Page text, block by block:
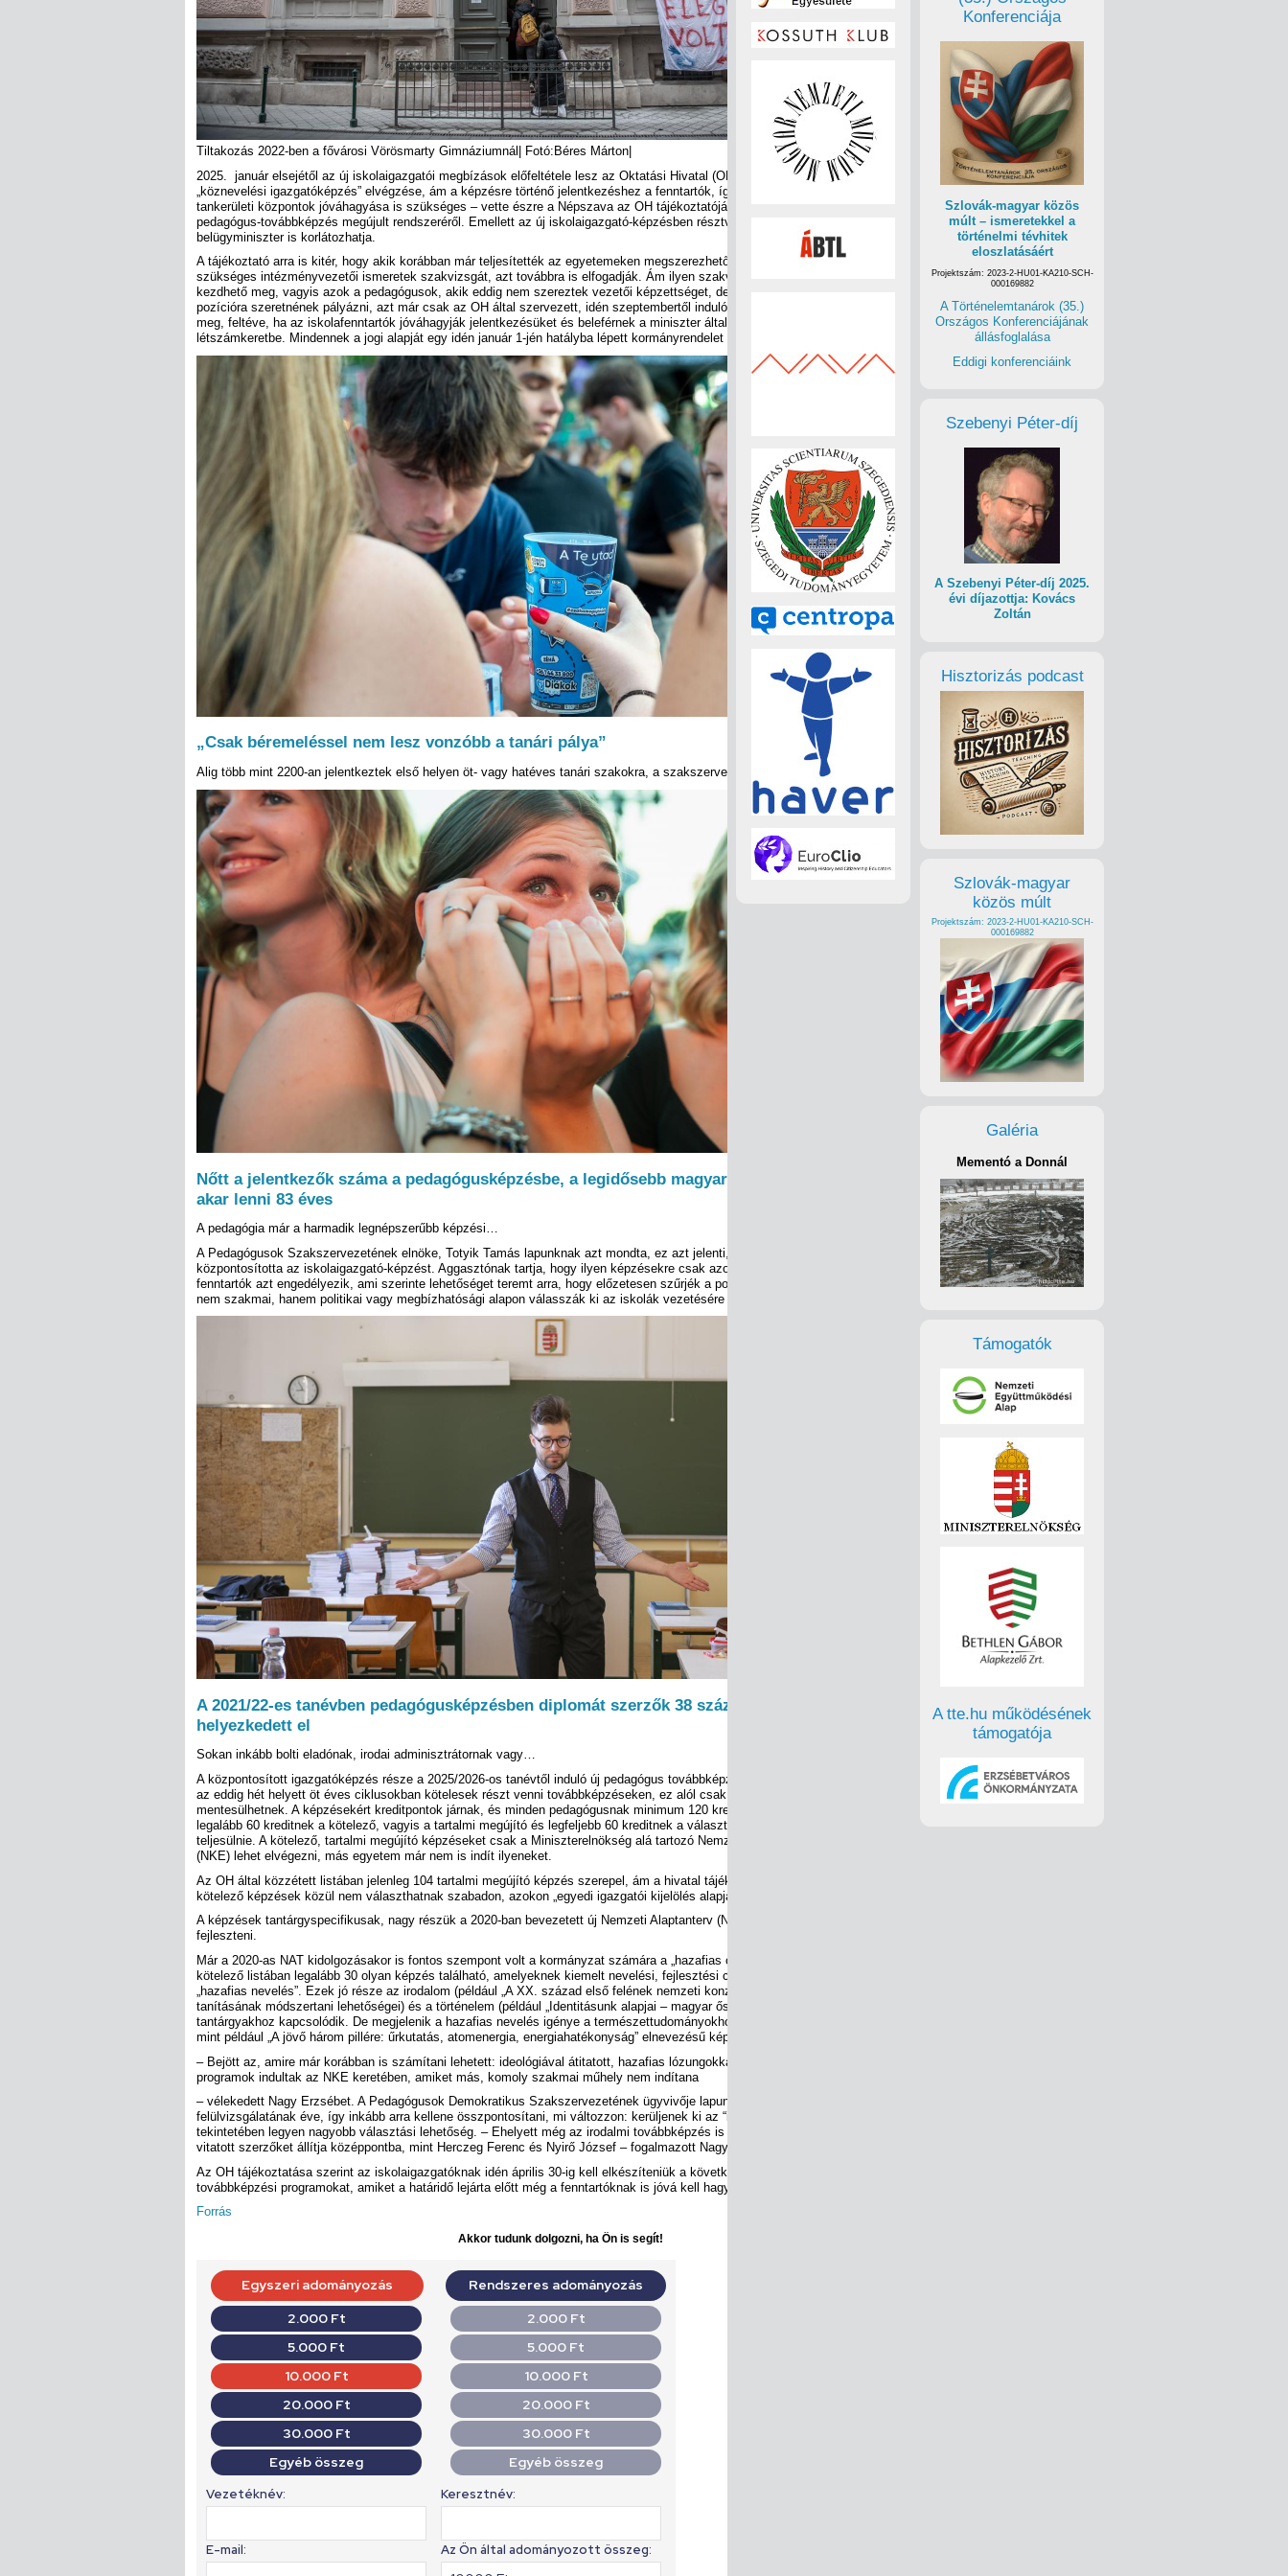
Tiltakozás 2022-ben a fővárosi Vörösmarty Gimnáziumnál| Fotó:Béres Márton|
2025. január elsejétől az új iskolaigazgatói megbízások előfeltétele lesz az Oktatási Hivatal (OH) által szervezett, két fél éves
„köznevelési igazgatóképzés” elvégzése, ám a képzésre történő jelentkezéshez a fenntartók, így állami iskolák esetében például a
tankerületi központok jóváhagyása is szükséges – vette észre a Népszava az OH tájékoztatójából, amit a napokban adtak ki a
pedagógus-továbbképzés megújult rendszeréről. Emellett az új iskolaigazgató-képzésben résztvevők számát Pintér Sándor
belügyminiszter is korlátozhatja.
A tájékoztató arra is kitér, hogy akik korábban már teljesítették az egyetemeken megszerezhető, az igazgatói megbízáshoz
szükséges intézményvezetői ismeretek szakvizsgát, azt továbbra is elfogadják. Ám ilyen szakvizsga 2025. január 1-jétől már nem
kezdhető meg, vagyis azok a pedagógusok, akik eddig nem szereztek vezetői képzettséget, de a jövőben iskolaigazgatói
pozícióra szeretnének pályázni, azt már csak az OH által szervezett, idén szeptembertől induló képzés elvégzése után tehetik
meg, feltéve, ha az iskolafenntartók jóváhagyják jelentkezésüket és beleférnek a miniszter által évenként meghatározott
létszámkeretbe. Mindennek a jogi alapját egy idén január 1-jén hatályba lépett kormányrendelet adja meg.
„Csak béremeléssel nem lesz vonzóbb a tanári pálya”
Alig több mint 2200-an jelentkeztek első helyen öt- vagy hatéves tanári szakokra, a szakszervezetek szerint…
Nőtt a jelentkezők száma a pedagógusképzésbe, a legidősebb magyar, aki még egyetemista
akar lenni 83 éves
A pedagógia már a harmadik legnépszerűbb képzési…
A Pedagógusok Szakszervezetének elnöke, Totyik Tamás lapunknak azt mondta, ez azt jelenti, hogy az Orbán-kormány
központosította az iskolaigazgató-képzést. Aggasztónak tartja, hogy ilyen képzésekre csak azok jelentkezhetnek, akiknek a
fenntartók azt engedélyezik, ami szerinte lehetőséget teremt arra, hogy előzetesen szűrjék a potenciális igazgató-jelölteket, és
nem szakmai, hanem politikai vagy megbízhatósági alapon válasszák ki az iskolák vezetésére megfelelőnek talált személyeket.
A 2021/22-es tanévben pedagógusképzésben diplomát szerzők 38 százaléka nem tanárként
helyezkedett el
Sokan inkább bolti eladónak, irodai adminisztrátornak vagy…
A központosított igazgatóképzés része a 2025/2026-os tanévtől induló új pedagógus továbbképzési rendszernek: a pedagógusok
az eddig hét helyett öt éves ciklusokban kötelesek részt venni továbbképzéseken, ez alól csak az 55 évnél idősebbek
mentesülhetnek. A képzésekért kreditpontok járnak, és minden pedagógusnak minimum 120 kreditet kell teljesíteni, amelyből
legalább 60 kreditnek a kötelező, vagyis a tartalmi megújító és legfeljebb 60 kreditnek a választható továbbképzési körből kell
teljesülnie. A kötelező, tartalmi megújító képzéseket csak a Miniszterelnökség alá tartozó Nemzeti Közszolgálati Egyetemen
(NKE) lehet elvégezni, más egyetem már nem is indít ilyeneket.
Az OH által közzétett listában jelenleg 104 tartalmi megújító képzés szerepel, ám a hivatal tájékoztatása szerint a pedagógusok a
kötelező képzések közül nem választhatnak szabadon, azokon „egyedi igazgatói kijelölés alapján” kell részt venniük.
A képzések tantárgyspecifikusak, nagy részük a 2020-ban bevezetett új Nemzeti Alaptanterv (NAT) szerinti tanítást hivatott
fejleszteni.
Már a 2020-as NAT kidolgozásakor is fontos szempont volt a kormányzat számára a „hazafias oktatás”, így nem meglepő, hogy a
kötelező listában legalább 30 olyan képzés található, amelyeknek kiemelt nevelési, fejlesztési céljuk a „nemzeti öntudat” és a
„hazafias nevelés”. Ezek jó része az irodalom (például „A XX. század első felének nemzeti konzervatív és transzilván irodalma és
tanításának módszertani lehetőségei) és a történelem (például „Identitásunk alapjai – magyar őstörténet és középkor”)
tantárgyakhoz kapcsolódik. De megjelenik a hazafias nevelés igénye a természettudományokhoz kapcsolódó továbbképzésben is,
mint például „A jövő három pillére: űrkutatás, atomenergia, energiahatékonyság” elnevezésű képzés esetében.
– Bejött az, amire már korábban is számítani lehetett: ideológiával átitatott, hazafias lózungokkal tűzdelt kötelező továbbképzési
programok indultak az NKE keretében, amiket más, komoly szakmai műhely nem indítana
– vélekedett Nagy Erzsébet. A Pedagógusok Demokratikus Szakszervezetének ügyvivője lapunknak azt mondta, az idei év a NAT
felülvizsgálatának éve, így inkább arra kellene összpontosítani, mi változzon: kerüljenek ki az “ideológiai sallangok” és a szerzők
tekintetében legyen nagyobb választási lehetőség. – Ehelyett még az irodalmi továbbképzés is szinte kizárólag a szakmailag
vitatott szerzőket állítja középpontba, mint Herczeg Ferenc és Nyirő József – fogalmazott Nagy Erzsébet.
Az OH tájékoztatása szerint az iskolaigazgatóknak idén április 30-ig kell elkészíteniük a következő tanévre vonatkozó intézményi
továbbképzési programokat, amiket a határidő lejárta előtt még a fenntartóknak is jóvá kell hagyniuk.
Forrás
Akkor tudunk dolgozni, ha Ön is segít!
Konferenciája
Szlovák-magyar közös
múlt – ismeretekkel a
történelmi tévhitek
eloszlatásáért
Projektszám: 2023-2-HU01-KA210-SCH-
000169882
A Történelemtanárok (35.)
Országos Konferenciájának
állásfoglalása
Eddigi konferenciáink
Szebenyi Péter-díj
A Szebenyi Péter-díj 2025.
évi díjazottja: Kovács
Zoltán
Hisztorizás podcast
Szlovák-magyar
közös múlt
Projektszám: 2023-2-HU01-KA210-SCH-
000169882
Galéria
Mementó a Donnál
Támogatók
A tte.hu működésének
támogatója